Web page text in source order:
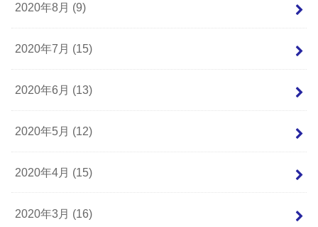
2020年8月 (9)
2020年7月 (15)
2020年6月 (13)
2020年5月 (12)
2020年4月 (15)
2020年3月 (16)